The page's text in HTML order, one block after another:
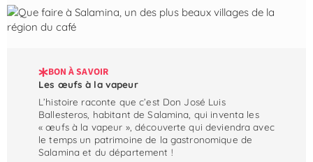
BON À SAVOIR
Les œufs à la vapeur
L’histoire raconte que c’est Don José Luis
Ballesteros, habitant de Salamina, qui inventa les
« œufs à la vapeur », découverte qui deviendra avec
le temps un patrimoine de la gastronomique de
Salamina et du département !